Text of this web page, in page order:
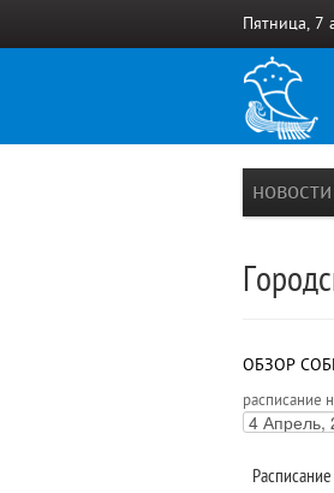
Пятница, 7
новости
ОБЗОР
расписание